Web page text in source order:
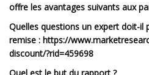
offre les avantages suivants aux
Quelles questions un expert doit-il
remise : https://
discount/?rid=459698